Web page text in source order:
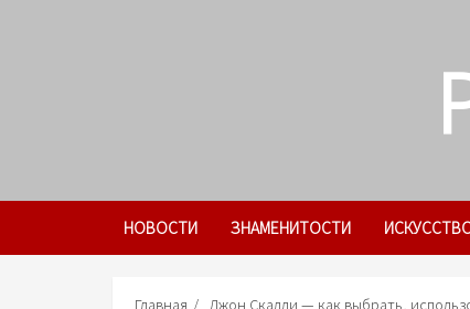
НОВОСТИ ЗНАМЕНИТОСТИ
Главная Джон Скалли — как выбрать,